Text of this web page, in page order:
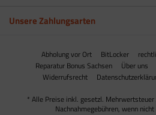
Unsere Zahlungsarten
Abholung vor Ort BitLocker
Reparatur Bonus Sachsen
Über uns
Widerrufsrecht
* Alle Preise inkl. gesetzl. Mehrwertsteuer
Nachnahmegebühren, wenn